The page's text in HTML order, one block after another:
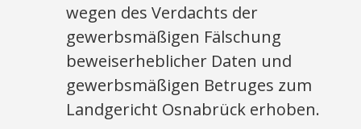
wegen des Verdachts der
gewerbsmäßigen Fälschung
beweiserheblicher Daten und
gewerbsmäßigen Betruges zum
Landgericht Osnabrück erhoben.